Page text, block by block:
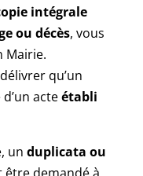
intégrale
ou décès, vous
Mairie.
qu’un
acteétabli
un duplicata ou